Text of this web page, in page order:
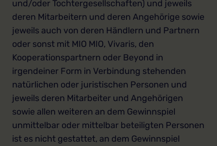
und/oder Tochtergesellschaften) und jeweils
deren Mitarbeitern und deren Angehörige sowie
jeweils auch von deren Händlern und Partnern
oder sonst mit MIO MIO, Vivaris, den
Kooperationspartnern oder Beyond in
irgendeiner Form in Verbindung stehenden
natürlichen oder juristischen Personen und
jeweils deren Mitarbeiter und Angehörigen
sowie allen weiteren an dem Gewinnspiel
unmittelbar oder mittelbar beteiligten Personen
ist es nicht gestattet, an dem Gewinnspiel